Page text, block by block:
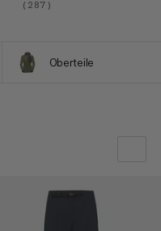
( 287 )
Oberteile
NIEDRIGSTER PREIS